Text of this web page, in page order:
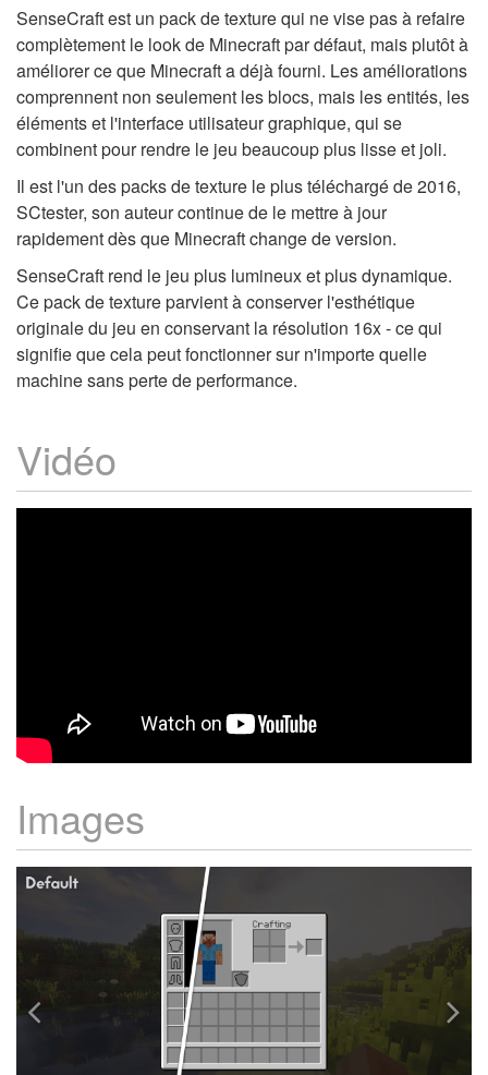
SenseCraft est un pack de texture qui ne vise pas à refaire
complètement le look de Minecraft par défaut, mais plutôt à
améliorer ce que Minecraft a déjà fourni. Les améliorations
comprennent non seulement les blocs, mais les entités, les
éléments et l'interface utilisateur graphique, qui se
combinent pour rendre le jeu beaucoup plus lisse et joli.
Il est l'un des packs de texture le plus téléchargé de 2016,
SCtester, son auteur continue de le mettre à jour
rapidement dès que Minecraft change de version.
SenseCraft rend le jeu plus lumineux et plus dynamique.
Ce pack de texture parvient à conserver l'esthétique
originale du jeu en conservant la résolution 16x - ce qui
signifie que cela peut fonctionner sur n'importe quelle
machine sans perte de performance.
Vidéo
Images